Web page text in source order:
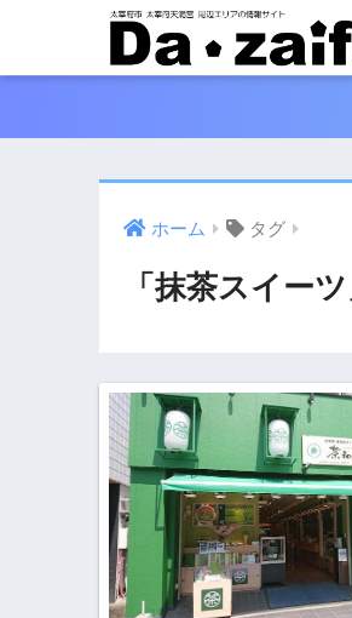
ホーム タグ
「抹茶スイー